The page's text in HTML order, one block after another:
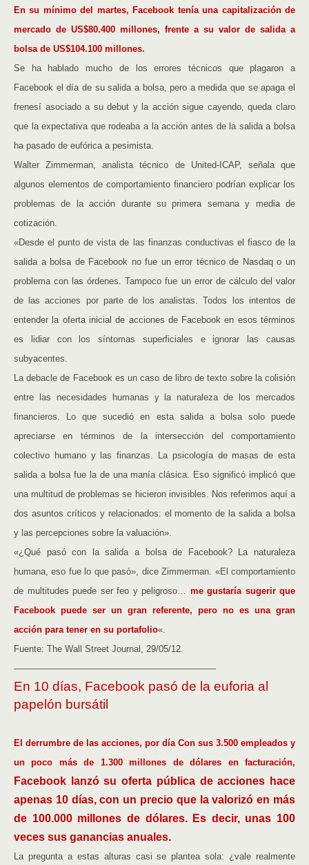
En su mínimo del martes, Facebook tenía una capitalización de
mercado de US$80.400 millones, frente a su valor de salida a
bolsa de US$104.100 millones.
Se ha hablado mucho de los errores técnicos que plagaron a
Facebook el día de su salida a bolsa, pero a medida que se apaga el
frenesí asociado a su debut y la acción sigue cayendo, queda claro
que la expectativa que rodeaba a la acción antes de la salida a bolsa
ha pasado de eufórica a pesimista.
Walter Zimmerman, analista técnico de United-ICAP, señala que
algunos elementos de comportamiento financiero podrían explicar los
problemas de la acción durante su primera semana y media de
cotización.
«Desde el punto de vista de las finanzas conductivas el fiasco de la
salida a bolsa de Facebook no fue un error técnico de Nasdaq o un
problema con las órdenes. Tampoco fue un error de cálculo del valor
de las acciones por parte de los analistas. Todos los intentos de
entender la oferta inicial de acciones de Facebook en esos términos
es lidiar con los síntomas superficiales e ignorar las causas
subyacentes.
La debacle de Facebook es un caso de libro de texto sobre la colisión
entre las necesidades humanas y la naturaleza de los mercados
financieros. Lo que sucedió en esta salida a bolsa solo puede
apreciarse en términos de la intersección del comportamiento
colectivo humano y las finanzas. La psicología de masas de esta
salida a bolsa fue la de una manía clásica. Eso significó implicó que
una multitud de problemas se hicieron invisibles. Nos referimos aquí a
dos asuntos críticos y relacionados: el momento de la salida a bolsa
y las percepciones sobre la valuación».
«¿Qué pasó con la salida a bolsa de Facebook? La naturaleza
humana, eso fue lo que pasó», dice Zimmerman. «El comportamiento
de multitudes puede ser feo y peligroso… me gustaría sugerir que
Facebook puede ser un gran referente, pero no es una gran
acción para tener en su portafolio«.
Fuente: The Wall Street Journal, 29/05/12.
——————————————————————–
En 10 días, Facebook pasó de la euforia al
papelón bursátil
El derrumbre de las acciones, por día Con sus 3.500 empleados y
un poco más de 1.300 millones de dólares en facturación,
Facebook lanzó su oferta pública de acciones hace
apenas 10 días, con un precio que la valorizó en más
de 100.000 millones de dólares. Es decir, unas 100
veces sus ganancias anuales.
La pregunta a estas alturas casi se plantea sola: ¿vale realmente